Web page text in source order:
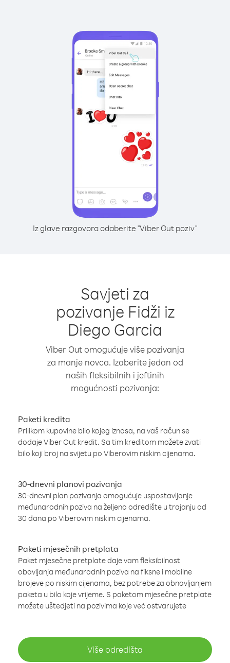
Iz glave razgovora odaberite "Viber Out poziv"
Savjeti za
pozivanje Fidži iz
Diego Garcia
Viber Out omogućuje više pozivanja
za manje novca. Izaberite jedan od
naših fleksibilnih i jeftinih
mogućnosti pozivanja:
Paketi kredita
Prilikom kupovine bilo kojeg iznosa, na vaš račun se
dodaje Viber Out kredit. Sa tim kreditom možete zvati
bilo koji broj na svijetu po Viberovim niskim cijenama.
30-dnevni planovi pozivanja
30-dnevni plan pozivanja omogućuje uspostavljanje
međunarodnih poziva na željeno odredište u trajanju od
30 dana po Viberovim niskim cijenama.
Paketi mjesečnih pretplata
Paket mjesečne pretplate daje vam fleksibilnost
obavljanja međunarodnih poziva na fiksne i mobilne
brojeve po niskim cijenama, bez potrebe za obnavljanjem
paketa u bilo koje vrijeme. S paketom mjesečne pretplate
možete uštedjeti na pozivima koje već ostvarujete
Više odredišta